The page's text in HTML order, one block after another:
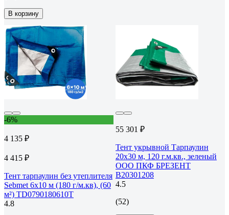
В корзину
-6%
4 135 ₽
4 415 ₽
Тент тарпаулин без утеплителя
Sebmet 6x10 м (180 г/м.кв), (60
м²) TD0790180610Т
4.8
55 301 ₽
Тент укрывной Тарпаулин
20х30 м, 120 г.м.кв., зеленый
ООО ПКФ БРЕЗЕНТ
В20301208
4.5
(52)